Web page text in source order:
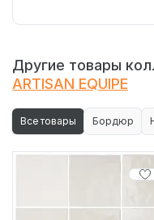
Другие товары
ARTISAN EQUIPE
Все товары Бордюр